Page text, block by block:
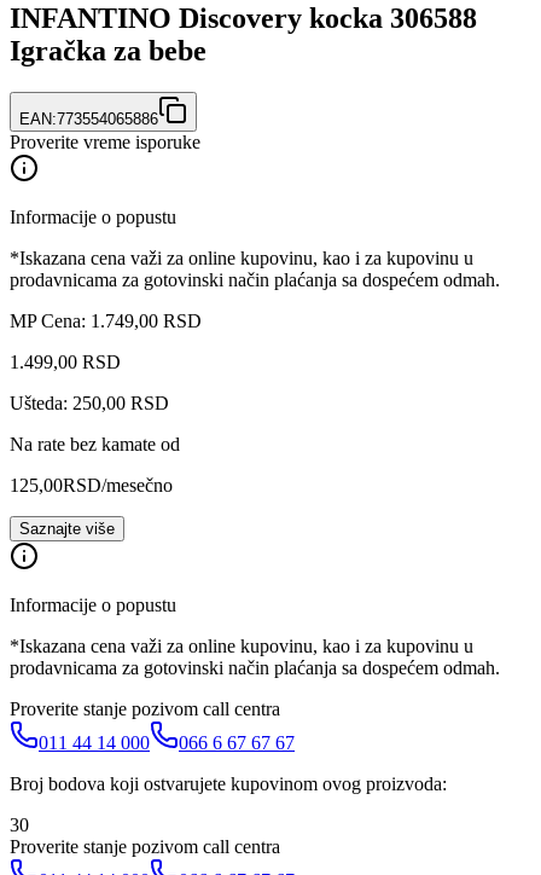
INFANTINO Discovery kocka 306588
Igračka za bebe
EAN:773554065886
Proverite vreme isporuke
Informacije o popustu
*Iskazana cena važi za online kupovinu, kao i za kupovinu u
prodavnicama za gotovinski način plaćanja sa dospećem odmah.
MP Cena: 1.749,00 RSD
1.499,00 RSD
Ušteda: 250,00 RSD
Na rate bez kamate od
125,00RSD/mesečno
Saznajte više
Informacije o popustu
*Iskazana cena važi za online kupovinu, kao i za kupovinu u
prodavnicama za gotovinski način plaćanja sa dospećem odmah.
Proverite stanje pozivom call centra
011 44 14 000
066 6 67 67 67
Broj bodova koji ostvarujete kupovinom ovog proizvoda:
30
Proverite stanje pozivom call centra